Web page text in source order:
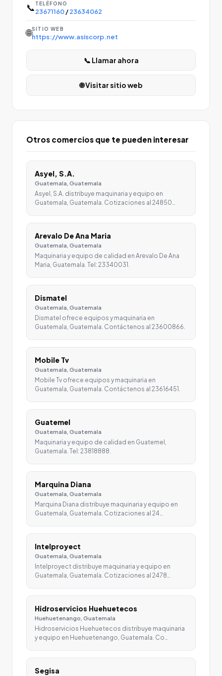
📞 TELÉFONO
23671160/23634062
🌐SITIO WEB
https://www.asiscorp.net
📞 Llamar ahora
🌐 Visitar sitio web
Otros comercios que te pueden interesar
Asyel, S.A.
Guatemala, Guatemala
Asyel, S.A. distribuye maquinaria y equipo en
Guatemala, Guatemala. Cotizaciones al 24850…
Arevalo De Ana Maria
Guatemala, Guatemala
Maquinaria y equipo de calidad en Arevalo De Ana
Maria, Guatemala. Tel: 23340031.
Dismatel
Guatemala, Guatemala
Dismatel ofrece equipos y maquinaria en
Guatemala, Guatemala. Contáctenos al 23600866.
Mobile Tv
Guatemala, Guatemala
Mobile Tv ofrece equipos y maquinaria en
Guatemala, Guatemala. Contáctenos al 23616451.
Guatemel
Guatemala, Guatemala
Maquinaria y equipo de calidad en Guatemel,
Guatemala. Tel: 23818888.
Marquina Diana
Guatemala, Guatemala
Marquina Diana distribuye maquinaria y equipo en
Guatemala, Guatemala. Cotizaciones al 24…
Intelproyect
Guatemala, Guatemala
Intelproyect distribuye maquinaria y equipo en
Guatemala, Guatemala. Cotizaciones al 2478…
Hidroservicios Huehuetecos
Huehuetenango, Guatemala
Hidroservicios Huehuetecos distribuye maquinaria
y equipo en Huehuetenango, Guatemala. Co…
Segisa